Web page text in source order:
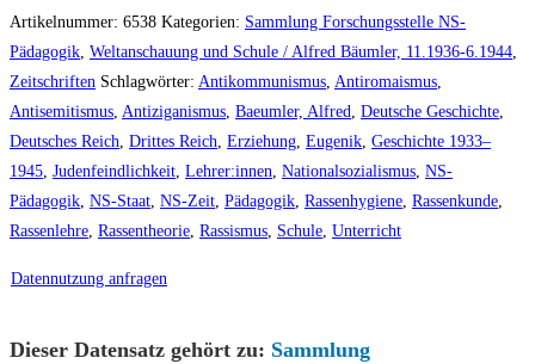
Artikelnummer: 6538 Kategorien: Sammlung Forschungsstelle NS-
Pädagogik, Weltanschauung und Schule / Alfred Bäumler, 11.1936-6.1944,
Zeitschriften Schlagwörter: Antikommunismus, Antiromaismus,
Antisemitismus, Antiziganismus, Baeumler, Alfred, Deutsche Geschichte,
Deutsches Reich, Drittes Reich, Erziehung, Eugenik, Geschichte 1933–
1945, Judenfeindlichkeit, Lehrer:innen, Nationalsozialismus, NS-
Pädagogik, NS-Staat, NS-Zeit, Pädagogik, Rassenhygiene, Rassenkunde,
Rassenlehre, Rassentheorie, Rassismus, Schule, Unterricht
Datennutzung anfragen
Dieser Datensatz gehört zu: Sammlung